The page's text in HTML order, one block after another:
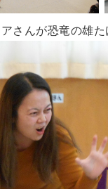
さんが恐竜の雄